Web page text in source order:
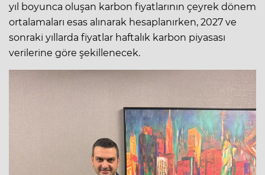
yıl boyunca oluşan karbon fiyatlarının çeyrek dönem
ortalamaları esas alınarak hesaplanırken, 2027 ve
sonraki yıllarda fiyatlar haftalık karbon piyasası
verilerine göre şekillenecek.